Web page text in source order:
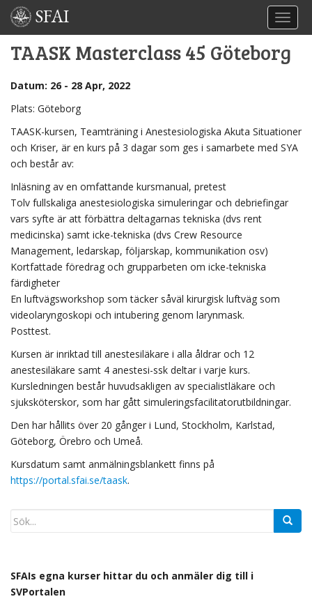
SFAI
TAASK Masterclass 45 Göteborg
Datum: 26 - 28 Apr, 2022
Plats: Göteborg
TAASK-kursen, Teamträning i Anestesiologiska Akuta Situationer
och Kriser, är en kurs på 3 dagar som ges i samarbete med SYA
och består av:
Inläsning av en omfattande kursmanual, pretest
Tolv fullskaliga anestesiologiska simuleringar och debriefingar
vars syfte är att förbättra deltagarnas tekniska (dvs rent
medicinska) samt icke-tekniska (dvs Crew Resource
Management, ledarskap, följarskap, kommunikation osv)
Kortfattade föredrag och grupparbeten om icke-tekniska
färdigheter
En luftvägsworkshop som täcker såväl kirurgisk luftväg som
videolaryngoskopi och intubering genom larynmask.
Posttest.
Kursen är inriktad till anestesiläkare i alla åldrar och 12
anestesiläkare samt 4 anestesi-ssk deltar i varje kurs.
Kursledningen består huvudsakligen av specialistläkare och
sjuksköterskor, som har gått simuleringsfacilitatorutbildningar.
Den har hållits över 20 gånger i Lund, Stockholm, Karlstad,
Göteborg, Örebro och Umeå.
Kursdatum samt anmälningsblankett finns på
https://portal.sfai.se/taask.
SFAIs egna kurser hittar du och anmäler dig till i
SVPortalen